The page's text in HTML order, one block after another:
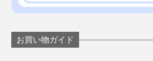
お買い物ガイド